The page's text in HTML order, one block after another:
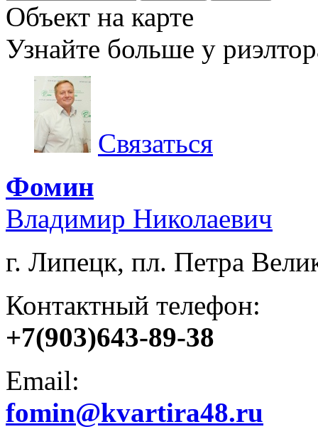
Объект на карте
Узнайте больше у
Связаться
Фомин
Владимир Николаевич
г. Липецк, пл. Петра
Контактный телефон:
+7(903)643-89-38
Email:
fomin@kvartira48.ru